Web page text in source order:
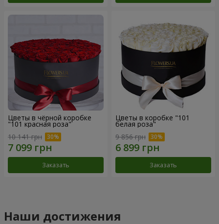
Цветы в чёрной коробке
"101 красная роза"
10 141 грн
Заказать
Цветы в коробке "101
белая роза"
9 856 грн
Заказать
Наши достижения